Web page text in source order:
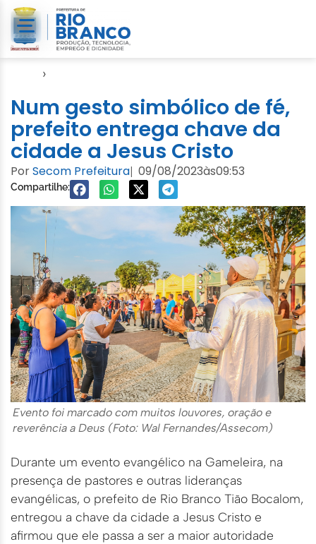
›
Num gesto simbólico de fé,
prefeito entrega chave da
cidade a Jesus Cristo
PorSecom Prefeitura| 09/08/2023às09:53
Compartilhe:
Evento foi marcado com muitos louvores, oração e
reverência a Deus (Foto: Wal Fernandes/Assecom)
Durante um evento evangélico na Gameleira, na
presença de pastores e outras lideranças
evangélicas, o prefeito de Rio Branco Tião Bocalom,
entregou a chave da cidade a Jesus Cristo e
afirmou que ele passa a ser a maior autoridade